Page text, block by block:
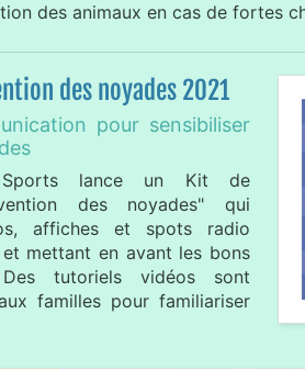
des animaux en cas de fortes
des noyades 2021
pour sensibiliser
lance un Kit de
des noyades" qui
affiches et spots radio
mettant en avant les bons
tutoriels vidéos sont
familles pour familiariser